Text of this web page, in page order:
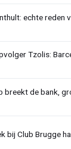
echte reden
Tzolis:
breekt de bank,
bij Club Brugge